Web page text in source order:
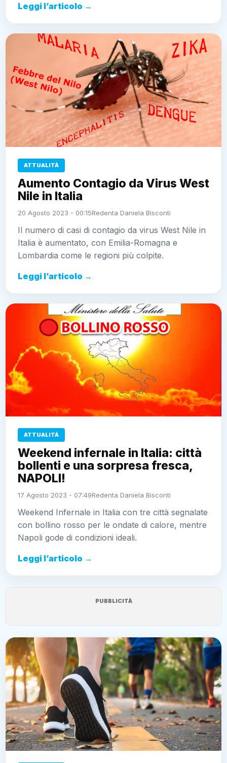
Leggi l’articolo →
ATTUALITÀ
Aumento Contagio da Virus West
Nile in Italia
20 Agosto 2023 - 00:15Redenta Daniela Bisconti
Il numero di casi di contagio da virus West Nile in
Italia è aumentato, con Emilia-Romagna e
Lombardia come le regioni più colpite.
Leggi l’articolo →
ATTUALITÀ
Weekend infernale in Italia: città
bollenti e una sorpresa fresca,
NAPOLI!
17 Agosto 2023 - 07:49Redenta Daniela Bisconti
Weekend Infernale in Italia con tre città segnalate
con bollino rosso per le ondate di calore, mentre
Napoli gode di condizioni ideali.
Leggi l’articolo →
PUBBLICITÀ